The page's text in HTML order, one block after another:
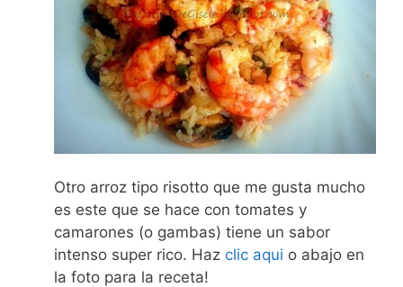
Otro arroz tipo risotto que me gusta mucho
es este que se hace con tomates y
camarones (o gambas) tiene un sabor
intenso super rico. Haz clic aqui o abajo en
la foto para la receta!